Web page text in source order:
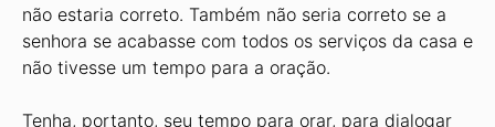
não estaria correto. Também não seria correto se a
senhora se acabasse com todos os serviços da casa e
não tivesse um tempo para a oração.
Tenha, portanto, seu tempo para orar, para dialogar